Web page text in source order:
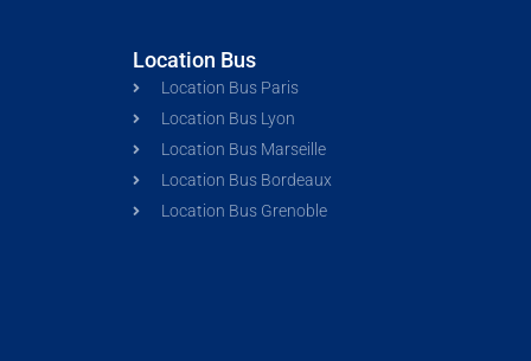
Location Bus
Location Bus Paris
Location Bus Lyon
Location Bus Marseille
Location Bus Bordeaux
Location Bus Grenoble